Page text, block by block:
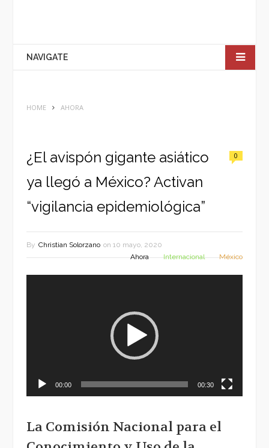
NAVIGATE
HOME AHORA
¿El avispón gigante asiático
ya llegó a México? Activan
“vigilancia epidemiológica”
0
By Christian Solorzano on 10 mayo, 2020
Ahora
Internacional México
00:00 00:30
La Comisión Nacional para el